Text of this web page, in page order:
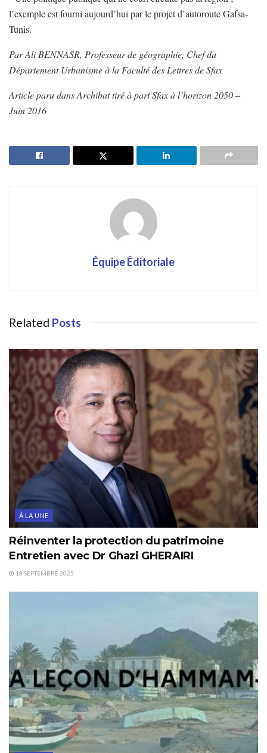
l’exemple est fourni aujourd’hui par le projet d’autoroute Gafsa-
Tunis.
ParAli BENNASR, Professeur de géographie, Chef du
Département Urbanisme à la Faculté des Lettres de Sfax
Article paru dans Archibat tiré à part Sfax à l’horizon 2050 –
Juin 2016
Équipe Éditoriale
Related Posts
À LA UNE
Réinventer la protection du patrimoine
Entretien avec Dr Ghazi GHERAIRI
18 SEPTEMBRE 2025